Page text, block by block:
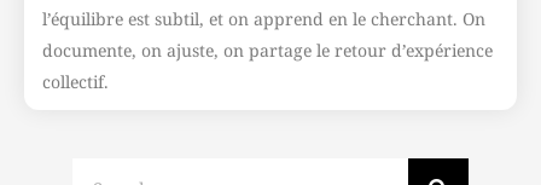
l’équilibre est subtil, et on apprend en le cherchant. On
documente, on ajuste, on partage le retour d’expérience
collectif.